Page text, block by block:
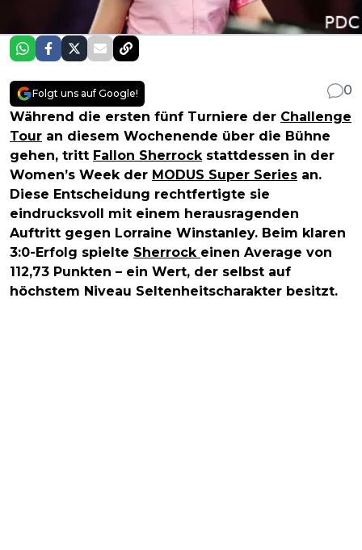
Folgt uns auf Google!
0
Während die ersten fünf Turniere der Challenge
Tour an diesem Wochenende über die Bühne
gehen, tritt Fallon Sherrock stattdessen in der
Women’s Week der MODUS Super Series an.
Diese Entscheidung rechtfertigte sie
eindrucksvoll mit einem herausragenden
Auftritt gegen Lorraine Winstanley. Beim klaren
3:0-Erfolg spielte Sherrock einen Average von
112,73 Punkten – ein Wert, der selbst auf
höchstem Niveau Seltenheitscharakter besitzt.